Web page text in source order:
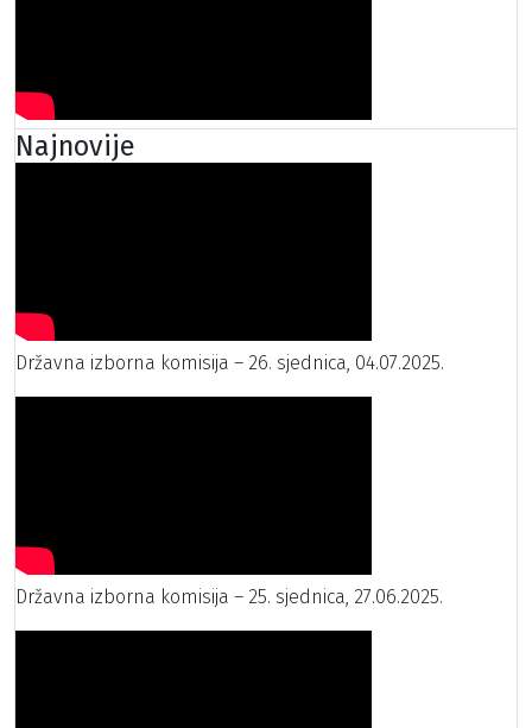
Najnovije
Državna izborna komisija – 26. sjednica, 04.07.2025.
Državna izborna komisija – 25. sjednica, 27.06.2025.